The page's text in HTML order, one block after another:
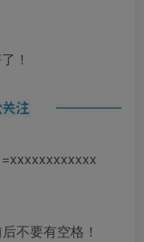
！
不要有空格！